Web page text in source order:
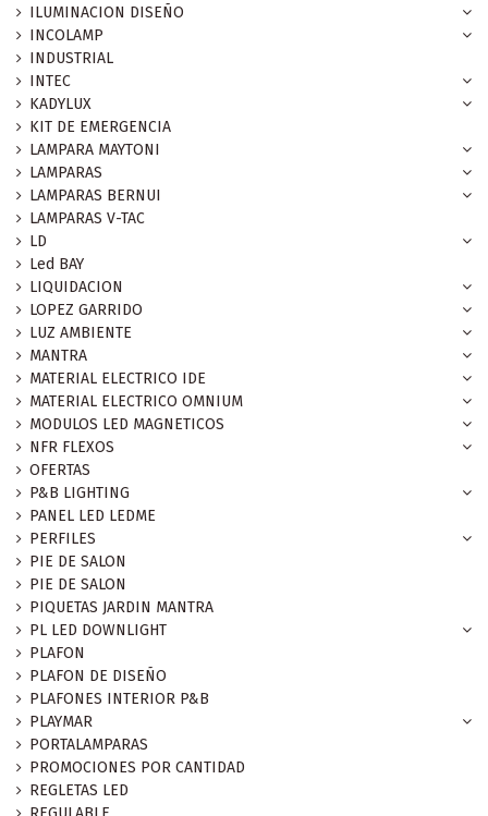
ILUMINACION DISEÑO
INCOLAMP
INDUSTRIAL
INTEC
KADYLUX
KIT DE EMERGENCIA
LAMPARA MAYTONI
LAMPARAS
LAMPARAS BERNUI
LAMPARAS V-TAC
LD
Led BAY
LIQUIDACION
LOPEZ GARRIDO
LUZ AMBIENTE
MANTRA
MATERIAL ELECTRICO IDE
MATERIAL ELECTRICO OMNIUM
MODULOS LED MAGNETICOS
NFR FLEXOS
OFERTAS
P&B LIGHTING
PANEL LED LEDME
PERFILES
PIE DE SALON
PIE DE SALON
PIQUETAS JARDIN MANTRA
PL LED DOWNLIGHT
PLAFON
PLAFON DE DISEÑO
PLAFONES INTERIOR P&B
PLAYMAR
PORTALAMPARAS
PROMOCIONES POR CANTIDAD
REGLETAS LED